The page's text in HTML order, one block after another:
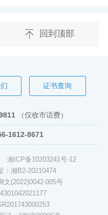
回到顶部
证书查询
（仅收市话费）
1612-8671
湘ICP备10203241号-12
：湘B2-20210474
文(2022)0042-005号